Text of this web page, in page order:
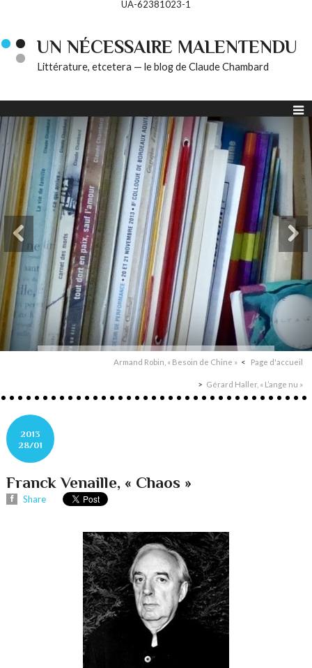
UA-62381023-1
UN NÉCESSAIRE MALENTENDU
Littérature, etcetera — le blog de Claude Chambard
Armand Robin, « Besoin de Chine » Page d'accueil
Gérard Haller, « L’ange nu »
2013
28/01
Franck Venaille, « Chaos »
Share